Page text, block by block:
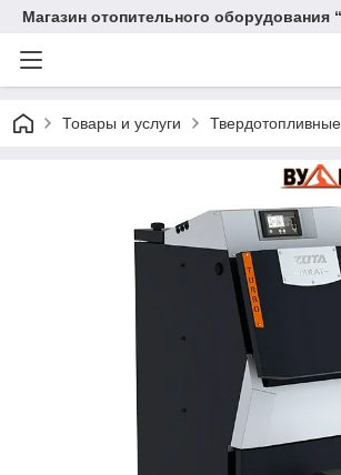
Магазин отопительного оборудования
Товары и услуги